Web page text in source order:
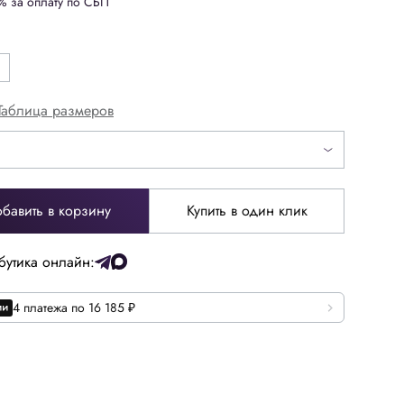
размеров
в корзину Купить в один клик
онлайн:
4 платежа по 16 185 ₽